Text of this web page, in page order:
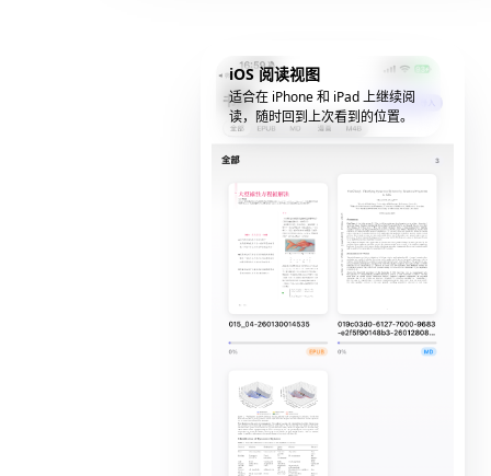
iOS 阅读视图
适合在 iPhone 和 iPad 上继续阅
读，随时回到上次看到的位置。